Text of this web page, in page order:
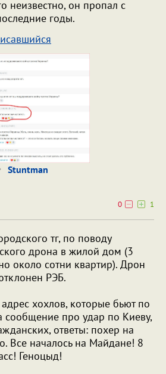
неизвестно, он пропал с
годы.
Stuntman
0
1
тг, по поводу
дрона в жилой дом (3
около сотни квартир). Дрон
РЭБ.
хохлов, которые бьют по
про удар по Киеву,
ответы: похер на
Все началось на Майдане! 8
Геноцыд!